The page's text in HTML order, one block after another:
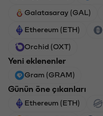
Galatasaray (GAL)
Ethereum (ETH)
Orchid (OXT)
Yeni eklenenler
Gram (GRAM)
Günün öne çıkanları
Ethereum (ETH)